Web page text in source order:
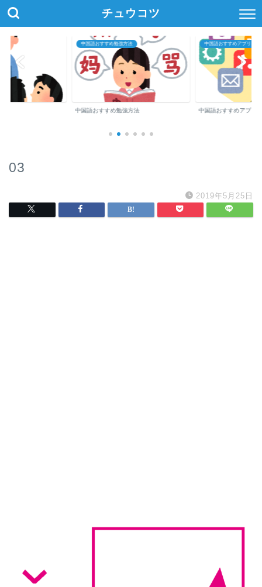
チュウコツ
中国語おすすめ勉強方法
中国語おすすめ勉強方法
中国語おすすめアプリ・参
中国語おすすめアプリ
03
2019年5月25日